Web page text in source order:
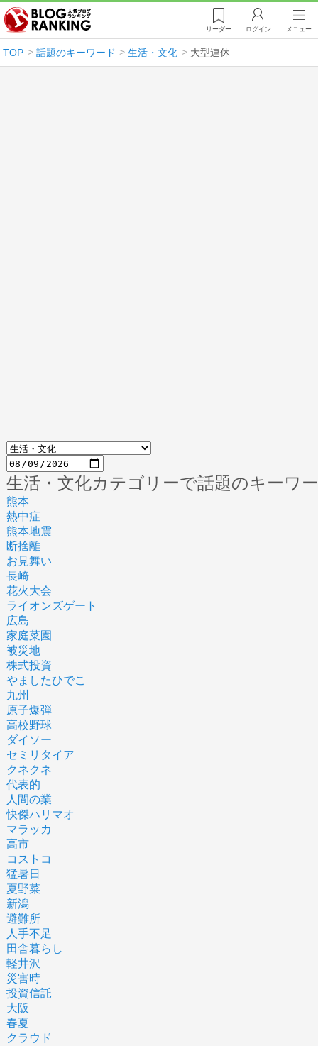
リーダー ログイン メニュー
TOP 話題のキーワード 生活・文化 大型連休
生活・文化カテゴリーで話題のキーワ
熊本
熱中症
熊本地震
断捨離
お見舞い
長崎
花火大会
ライオンズゲート
広島
家庭菜園
被災地
株式投資
やましたひでこ
九州
原子爆弾
高校野球
ダイソー
セミリタイア
クネクネ
代表的
人間の業
快傑ハリマオ
マラッカ
高市
コストコ
猛暑日
夏野菜
新潟
避難所
人手不足
田舎暮らし
軽井沢
災害時
投資信託
大阪
春夏
クラウド